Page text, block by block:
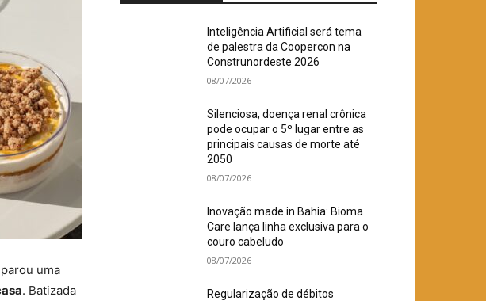
uma
. Batizada
Inteligência Artificial será tema
de palestra da Coopercon na
Construnordeste 2026
08/07/2026
Silenciosa, doença renal crônica
pode ocupar o 5º lugar entre as
principais causas de morte até
2050
08/07/2026
Inovação made in Bahia: Bioma
Care lança linha exclusiva para o
couro cabeludo
08/07/2026
Regularização de débitos